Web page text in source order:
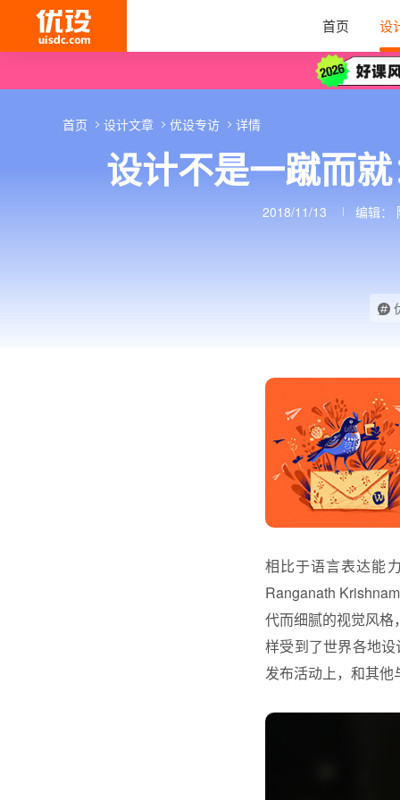
首页 设
设计不是一蹴而
2018/11/13 编辑：
首页 设计文章 优设专访 详情
相比于语言表达能
Ranganath
代而细腻的视觉风
样受到了世界各地
发布活动上，和其